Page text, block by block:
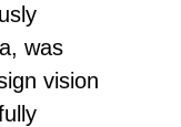
was
vision